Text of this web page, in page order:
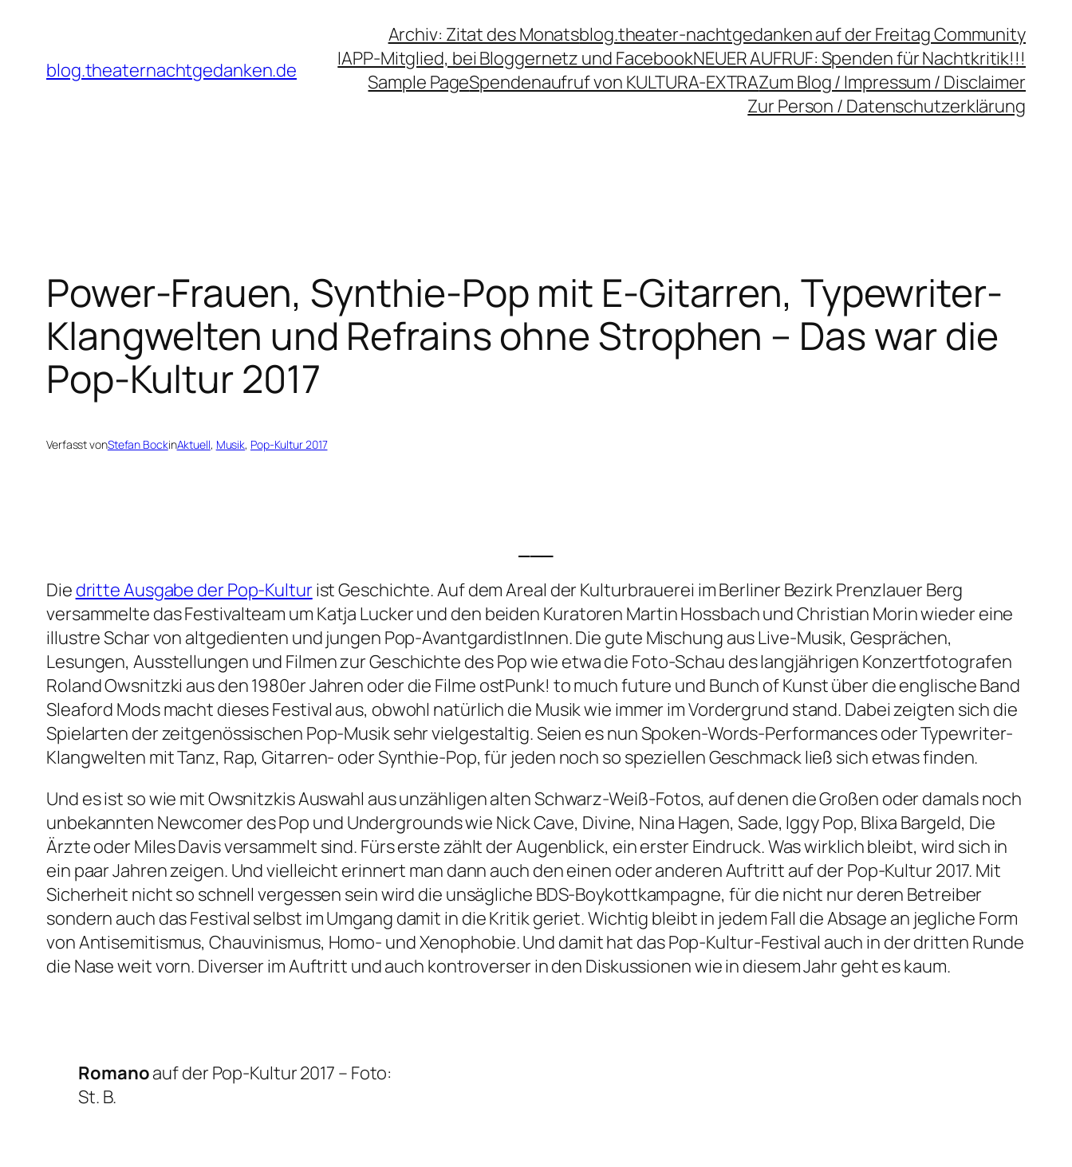
springenblog.theaternachtgedanken.de
Archiv: Zitat des Monatsblog.theater-nachtgedanken auf der Freitag Community
IAPP-Mitglied, bei Bloggernetz und FacebookNEUER AUFRUF: Spenden für Nachtkritik!!!
Sample PageSpendenaufruf von KULTURA-EXTRAZum Blog / Impressum / Disclaimer
Zur Person / Datenschutzerklärung
Power-Frauen, Synthie-Pop mit E-Gitarren, Typewriter-
Klangwelten und Refrains ohne Strophen – Das war die
Pop-Kultur 2017
Verfasst vonStefan BockinAktuell, Musik, Pop-Kultur 2017
Die dritte Ausgabe der Pop-Kulturist Geschichte. Auf dem Areal der Kulturbrauerei im Berliner Bezirk Prenzlauer Berg
versammelte das Festivalteam um Katja Lucker und den beiden Kuratoren Martin Hossbach und Christian Morin wieder eine
illustre Schar von altgedienten und jungen Pop-AvantgardistInnen. Die gute Mischung aus Live-Musik, Gesprächen,
Lesungen, Ausstellungen und Filmen zur Geschichte des Pop wie etwa die Foto-Schau des langjährigen Konzertfotografen
Roland Owsnitzki aus den 1980er Jahren oder die Filme ostPunk! to much future und Bunch of Kunstüber die englische Band
Sleaford Mods macht dieses Festival aus, obwohl natürlich die Musik wie immer im Vordergrund stand. Dabei zeigten sich die
Spielarten der zeitgenössischen Pop-Musik sehr vielgestaltig. Seien es nun Spoken-Words-Performances oder Typewriter-
Klangwelten mit Tanz, Rap, Gitarren- oder Synthie-Pop, für jeden noch so speziellen Geschmack ließ sich etwas finden.
Und es ist so wie mit Owsnitzkis Auswahl aus unzähligen alten Schwarz-Weiß-Fotos, auf denen die Großen oder damals noch
unbekannten Newcomer des Pop und Undergrounds wie Nick Cave, Divine, Nina Hagen, Sade, Iggy Pop, Blixa Bargeld, Die
Ärzte oder Miles Davis versammelt sind. Fürs erste zählt der Augenblick, ein erster Eindruck. Was wirklich bleibt, wird sich in
ein paar Jahren zeigen. Und vielleicht erinnert man dann auch den einen oder anderen Auftritt auf der Pop-Kultur 2017. Mit
Sicherheit nicht so schnell vergessen sein wird die unsägliche BDS-Boykottkampagne, für die nicht nur deren Betreiber
sondern auch das Festival selbst im Umgang damit in die Kritik geriet. Wichtig bleibt in jedem Fall die Absage an jegliche Form
von Antisemitismus, Chauvinismus, Homo- und Xenophobie. Und damit hat das Pop-Kultur-Festival auch in der dritten Runde
die Nase weit vorn. Diverser im Auftritt und auch kontroverser in den Diskussionen wie in diesem Jahr geht es kaum.
Romanoauf der Pop-Kultur 2017 – Foto:
St. B.